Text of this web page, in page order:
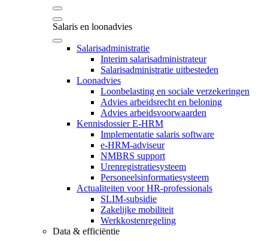
Salaris en loonadvies
Salarisadministratie
Interim salarisadministrateur
Salarisadministratie uitbesteden
Loonadvies
Loonbelasting en sociale verzekeringen
Advies arbeidsrecht en beloning
Advies arbeidsvoorwaarden
Kennisdossier E-HRM
Implementatie salaris software
e-HRM-adviseur
NMBRS support
Urenregistratiesysteem
Personeelsinformatiesysteem
Actualiteiten voor HR-professionals
SLIM-subsidie
Zakelijke mobiliteit
Werkkostenregeling
Data & efficiëntie